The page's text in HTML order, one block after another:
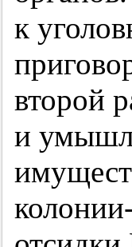
к
второй
и